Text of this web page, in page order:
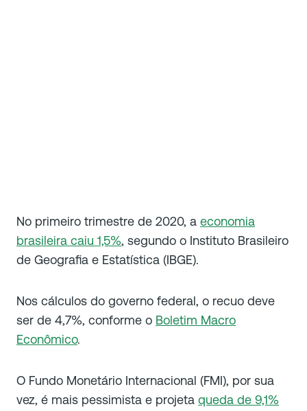
No primeiro trimestre de 2020, a economia
brasileira caiu 1,5%, segundo o Instituto Brasileiro
de Geografia e Estatística (IBGE).
Nos cálculos do governo federal, o recuo deve
ser de 4,7%, conforme o Boletim Macro
Econômico.
O Fundo Monetário Internacional (FMI), por sua
vez, é mais pessimista e projeta queda de 9,1%